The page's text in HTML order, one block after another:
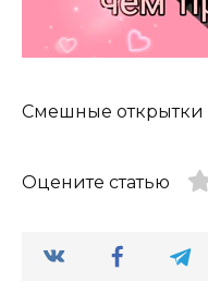
Смешные
Оцените статью